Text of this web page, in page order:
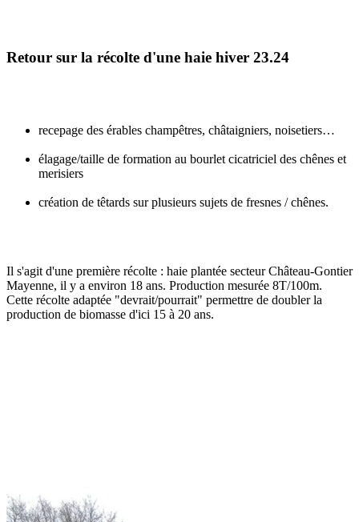
Retour sur la récolte d'une haie hiver 23.24
recepage des érables champêtres, châtaigniers, noisetiers…
élagage/taille de formation au bourlet cicatriciel des chênes et
merisiers
création de têtards sur plusieurs sujets de fresnes / chênes.
Il s'agit d'une première récolte : haie plantée secteur Château-Gontier
Mayenne, il y a environ 18 ans. Production mesurée 8T/100m.
Cette récolte adaptée "devrait/pourrait" permettre de doubler la
production de biomasse d'ici 15 à 20 ans.